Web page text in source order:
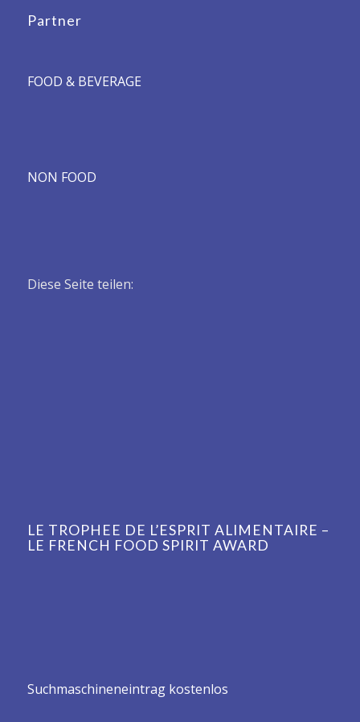
Partner
FOOD & BEVERAGE
NON FOOD
Diese Seite teilen:
LE TROPHEE DE L’ESPRIT ALIMENTAIRE –
LE FRENCH FOOD SPIRIT AWARD
Suchmaschineneintrag kostenlos